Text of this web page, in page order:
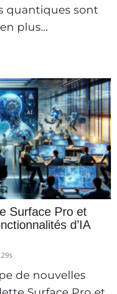
quantiques sont
plus…
Surface Pro et
d’IA
de nouvelles